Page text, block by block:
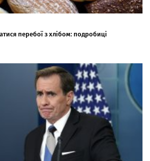
перебої з хлібом: подробиці